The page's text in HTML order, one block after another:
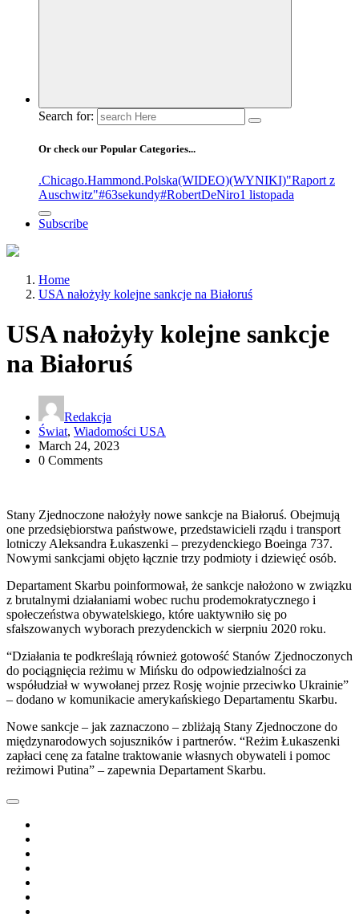
Search for:
Or check our Popular Categories...
.Chicago.Hammond.Polska(WIDEO)(WYNIKI)"Raport z
Auschwitz"#63sekundy#RobertDeNiro1 listopada
Subscribe
Home
USA nałożyły kolejne sankcje na Białoruś
USA nałożyły kolejne sankcje
na Białoruś
Redakcja
Świat, Wiadomości USA
March 24, 2023
0 Comments
Stany Zjednoczone nałożyły nowe sankcje na Białoruś. Obejmują
one przedsiębiorstwa państwowe, przedstawicieli rządu i transport
lotniczy Aleksandra Łukaszenki – prezydenckiego Boeinga 737.
Nowymi sankcjami objęto łącznie trzy podmioty i dziewięć osób.
Departament Skarbu poinformował, że sankcje nałożono w związku
z brutalnymi działaniami wobec ruchu prodemokratycznego i
społeczeństwa obywatelskiego, które uaktywniło się po
sfałszowanych wyborach prezydenckich w sierpniu 2020 roku.
“Działania te podkreślają również gotowość Stanów Zjednoczonych
do pociągnięcia reżimu w Mińsku do odpowiedzialności za
współudział w wywołanej przez Rosję wojnie przeciwko Ukrainie”
– dodano w komunikacie amerykańskiego Departamentu Skarbu.
Nowe sankcje – jak zaznaczono – zbliżają Stany Zjednoczone do
międzynarodowych sojuszników i partnerów. “Reżim Łukaszenki
zapłaci cenę za fatalne traktowanie własnych obywateli i pomoc
reżimowi Putina” – zapewnia Departament Skarbu.